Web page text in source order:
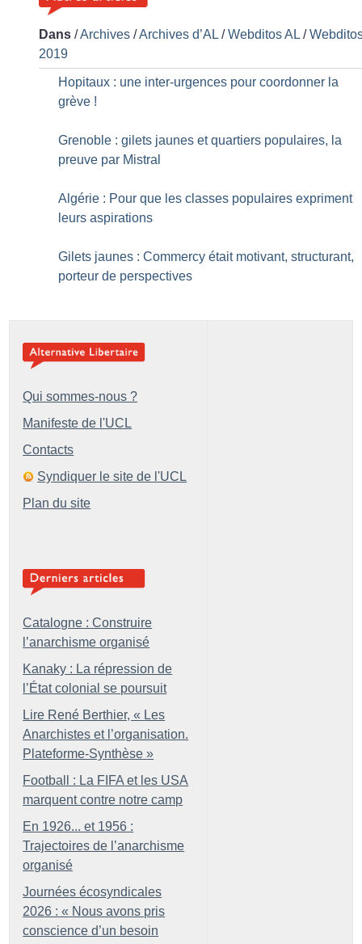
Dans /Archives /Archives d’AL /Webditos AL /
2019
Hopitaux : une inter-urgences pour coordonner la
grève !
Grenoble : gilets jaunes et quartiers populaires, la
preuve par Mistral
Algérie : Pour que les classes populaires expriment
leurs aspirations
Gilets jaunes : Commercy était motivant, structurant,
porteur de perspectives
Qui sommes-nous ?
Manifeste de l'UCL
Contacts
Syndiquer le site de l'UCL
Plan du site
Catalogne : Construire
l’anarchisme organisé
Kanaky : La répression de
l’État colonial se poursuit
Lire René Berthier, « Les
Anarchistes et l’organisation.
Plateforme-Synthèse »
Football : La FIFA et les USA
marquent contre notre camp
En 1926... et 1956 :
Trajectoires de l’anarchisme
organisé
Journées écosyndicales
2026 : « Nous avons pris
conscience d’un besoin